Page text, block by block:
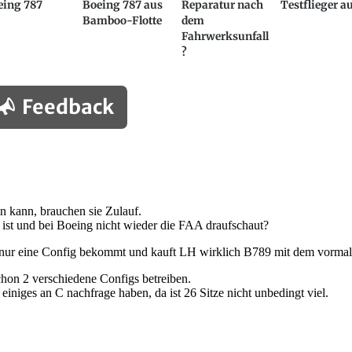
787
Boeing 787 aus
Bamboo-Flotte
Reparatur nach
dem
Fahrwerksunfall
?
Testflieger
Feedback